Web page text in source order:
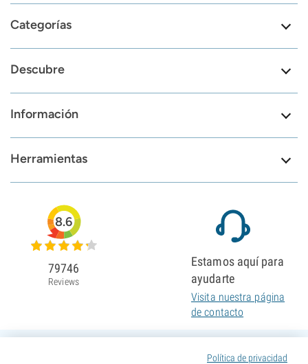
Categorías
Descubre
Información
Herramientas
Política de privacidad
8.6
79746
Reviews
Estamos aquí para
ayudarte
Visita nuestra página
de contacto